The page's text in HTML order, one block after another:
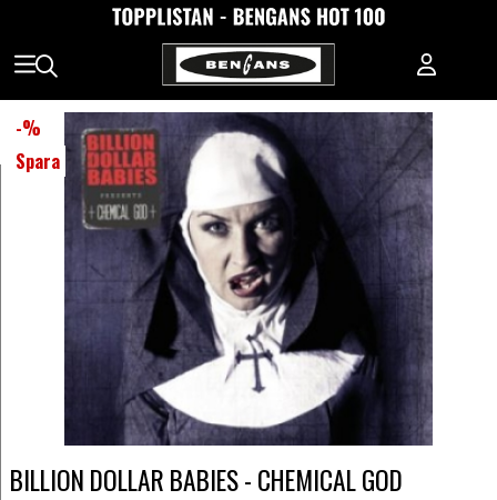
-%
Spara
BILLION DOLLAR BABIES - CHEMICAL GOD